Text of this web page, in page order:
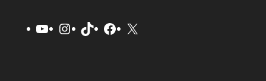
YouTube
Instagram
TikTokFacebook
X